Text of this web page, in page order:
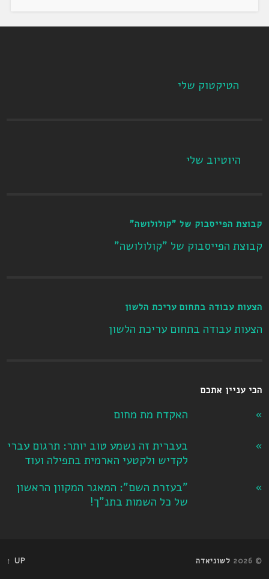
הטיקטוק שלי
היוטיוב שלי
קבוצת הפייסבוק של "קולולושה"
קבוצת הפייסבוק של "קולולושה"
הצעות עבודה בתחום עריכת הלשון
הצעות עבודה בתחום עריכת הלשון
הכי עניין אתכם
האקדח מת מחום
בעברית זה נשמע טוב יותר: תרגום עברי
לקדיש ולקטעי הארמית בתפילה ועוד
"בעזרת השם": המאגר המקוון הראשון
של כל השמות בתנ"ך!
© 2026 לשוניאדה UP ↑